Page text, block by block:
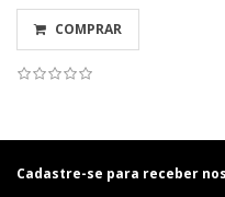
COMPRAR
Cadastre-se para receber